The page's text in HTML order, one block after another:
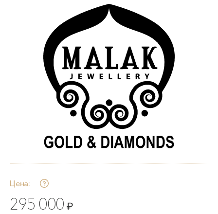
Цена:
295 000 ₽